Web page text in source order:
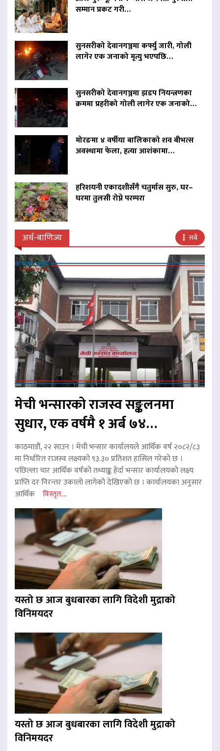
सम्मान प्रकट गरी…
सुनसरीको देवानगञ्जमा कर्फ्यु जारी, गोली
लागेर एक जनाको मृत्यु भएपछि…
सुनसरीको देवानगञ्जमा झडप नियन्त्रणका
क्रममा प्रहरीको गोली लागेर एक जनाको…
मोरङमा ४ वर्षीया बालिकाको शव बीभत्स
अवस्थामा फेला, हत्या आशंकामा…
हरिशयनी एकादशीसँगै चतुर्मास सुरु, घर–
घरमा तुलसी रोप्ने परम्परा
अर्थ-बाणिज्य सबै
मेची भन्सारको राजस्व सङ्कलनमा
सुधार, एक वर्षमै १ अर्ब ७४…
काठमाडौं, २२ साउन । मेची भन्सार कार्यालयले आर्थिक वर्ष २०८२/८३
मा निर्धारित राजस्व लक्ष्यको ९३.३० प्रतिशत हासिल गरेको छ ।
पछिल्ला चार आर्थिक वर्षको तथ्याङ्क हेर्दा भन्सार कार्यालयको लक्ष्य
प्राप्ति दर निरन्तर उकालो लागेको देखिएको छ । कार्यालयका अनुसार
आर्थिक विस्तृत....
यस्तो छ आज बुधबारका लागि विदेशी मुद्राको
विनिमयदर
यस्तो छ आज बुधबारका लागि विदेशी मुद्राको
विनिमयदर